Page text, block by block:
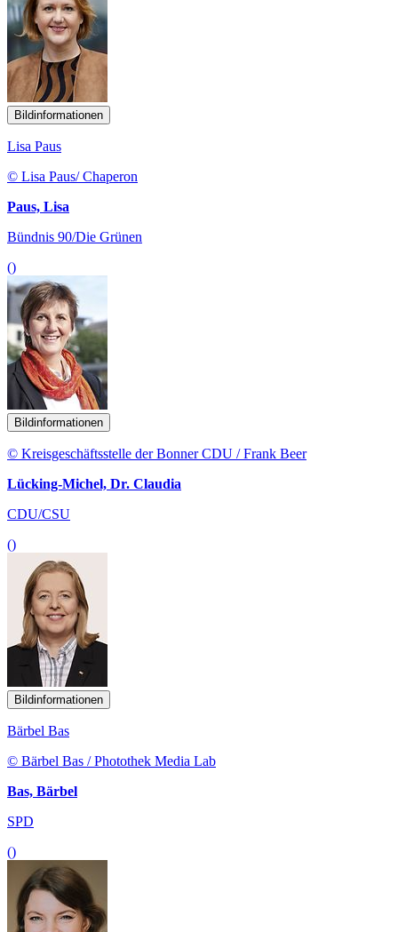
Bildinformationen
Lisa Paus
© Lisa Paus/ Chaperon
Paus, Lisa
Bündnis 90/Die Grünen
()
Bildinformationen
© Kreisgeschäftsstelle der Bonner CDU / Frank Beer
Lücking-Michel, Dr. Claudia
CDU/CSU
()
Bildinformationen
Bärbel Bas
© Bärbel Bas / Photothek Media Lab
Bas, Bärbel
SPD
()